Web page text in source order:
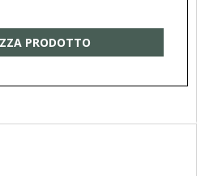
PRODOTTO